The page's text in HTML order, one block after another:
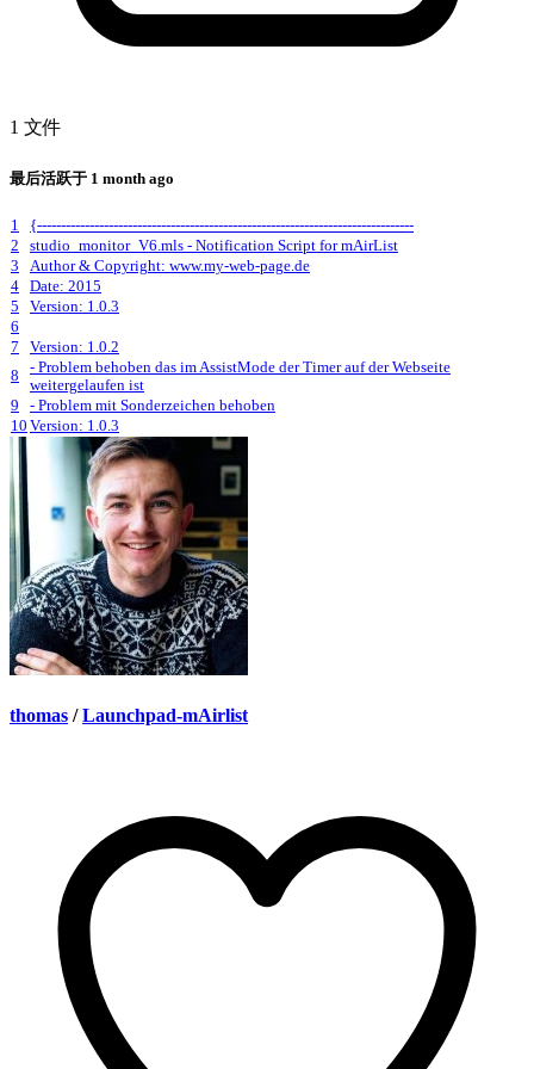
1 文件
最后活跃于 1 month ago
1
{-------------------------------------------------------------------------------
2
studio_monitor_V6.mls - Notification Script for mAirList
3
Author & Copyright: www.my-web-page.de
4
Date: 2015
5
Version: 1.0.3
6
7
Version: 1.0.2
8
- Problem behoben das im AssistMode der Timer auf der Webseite
weitergelaufen ist
9
- Problem mit Sonderzeichen behoben
10 Version: 1.0.3
thomas / Launchpad-mAirlist